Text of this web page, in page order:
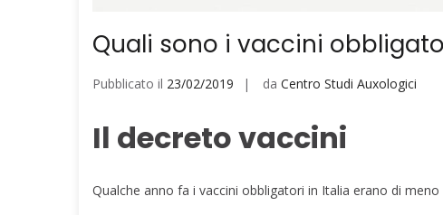
Quali sono i vaccini
Pubblicato il 23/02/2019 da Centro Studi Auxologici
Il decreto vaccini
Qualche anno fa i vaccini obbligatori in Italia erano di